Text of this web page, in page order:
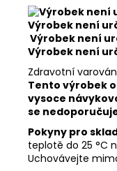
Výrobek není
Výrobek není
Zdravotní
Tento výrobek
vysoce
se
Pokyny pro
teplotě do 25 °C
Uchovávejte